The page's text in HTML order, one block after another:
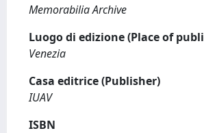
Memorabilia Archive
Luogo di edizione (Place of
Venezia
Casa editrice (Publisher)
IUAV
ISBN